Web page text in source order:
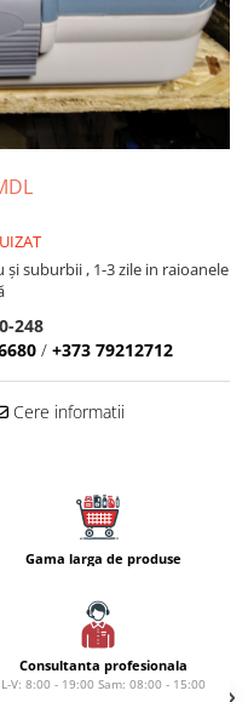
şi suburbii , 1-3 zile in raioanele
248
/ +373 79212712
Cere informatii
Gama larga de produse
Consultanta profesionala
L-V: 8:00 - 19:00 Sam: 08:00 - 15:00